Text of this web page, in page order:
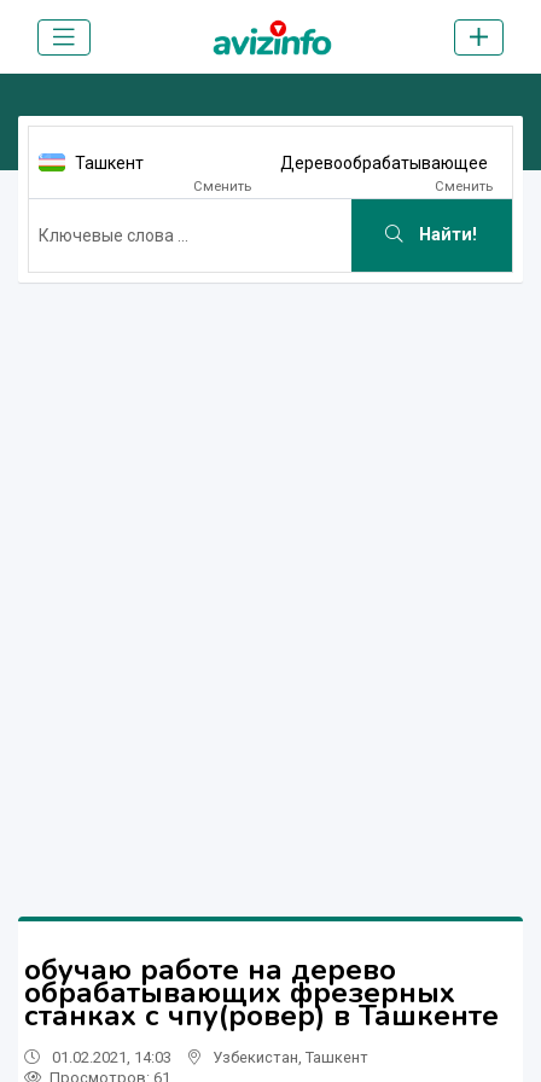
Ташкент
Сменить
Деревообрабатывающее
Сменить
Найти!
обучаю работе на дерево
обрабатывающих фрезерных
станках с чпу(ровер) в Ташкенте
01.02.2021, 14:03 Узбекистан Ташкент
Просмотров: 61